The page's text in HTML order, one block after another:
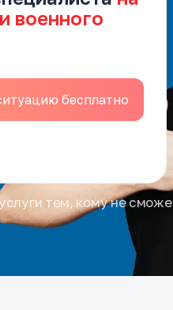
военного
тем, кому не